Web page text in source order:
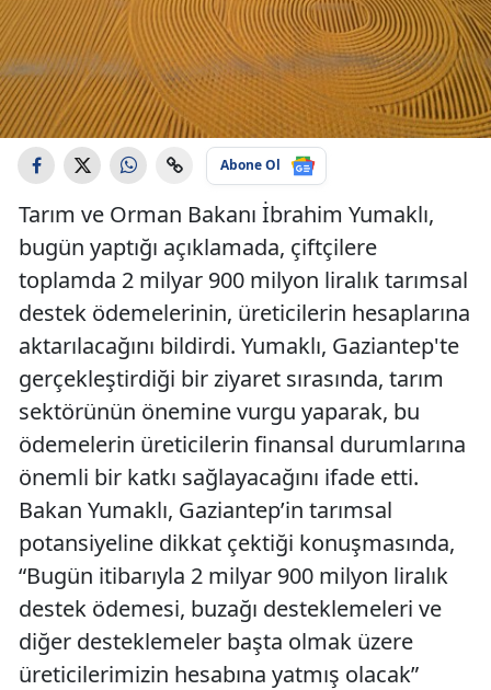
Abone Ol
Tarım ve Orman Bakanı İbrahim Yumaklı,
bugün yaptığı açıklamada, çiftçilere
toplamda 2 milyar 900 milyon liralık tarımsal
destek ödemelerinin, üreticilerin hesaplarına
aktarılacağını bildirdi. Yumaklı, Gaziantep'te
gerçekleştirdiği bir ziyaret sırasında, tarım
sektörünün önemine vurgu yaparak, bu
ödemelerin üreticilerin finansal durumlarına
önemli bir katkı sağlayacağını ifade etti.
Bakan Yumaklı, Gaziantep’in tarımsal
potansiyeline dikkat çektiği konuşmasında,
“Bugün itibarıyla 2 milyar 900 milyon liralık
destek ödemesi, buzağı desteklemeleri ve
diğer desteklemeler başta olmak üzere
üreticilerimizin hesabına yatmış olacak”